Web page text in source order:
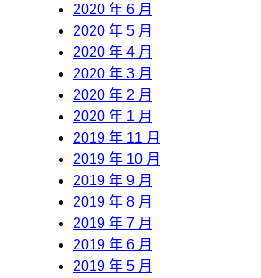
2020 年 6 月
2020 年 5 月
2020 年 4 月
2020 年 3 月
2020 年 2 月
2020 年 1 月
2019 年 11 月
2019 年 10 月
2019 年 9 月
2019 年 8 月
2019 年 7 月
2019 年 6 月
2019 年 5 月